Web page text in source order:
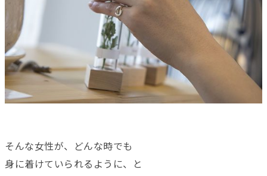
そんな女性が、どんな時でも
身に着けていられるように、と